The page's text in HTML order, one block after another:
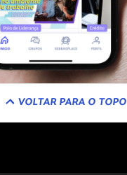
VOLTAR PARA O TOPO